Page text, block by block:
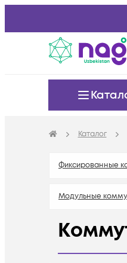
Каталог
Фиксированные
Модульные